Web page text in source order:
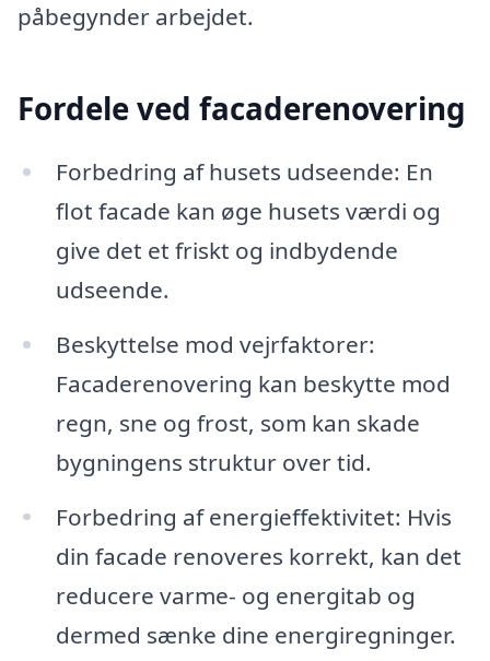
påbegynder arbejdet.
Fordele ved facaderenovering
Forbedring af husets udseende: En
flot facade kan øge husets værdi og
give det et friskt og indbydende
udseende.
Beskyttelse mod vejrfaktorer:
Facaderenovering kan beskytte mod
regn, sne og frost, som kan skade
bygningens struktur over tid.
Forbedring af energieffektivitet: Hvis
din facade renoveres korrekt, kan det
reducere varme- og energitab og
dermed sænke dine energiregninger.